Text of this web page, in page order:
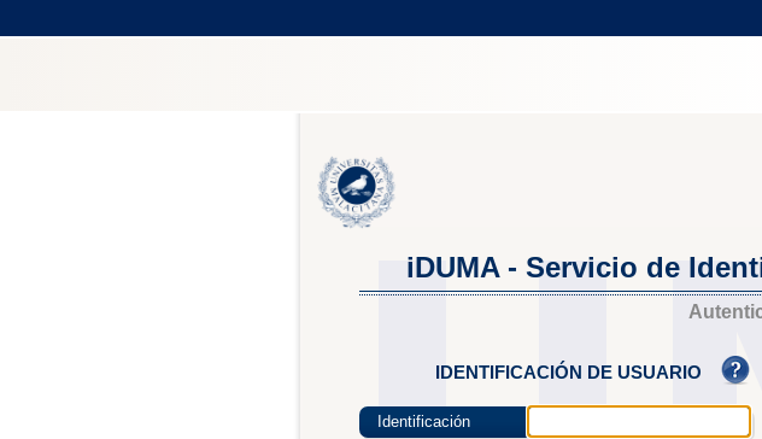
iDUMA - Servicio de
IDENTIFICACIÓN DE USUARIO
Identificación